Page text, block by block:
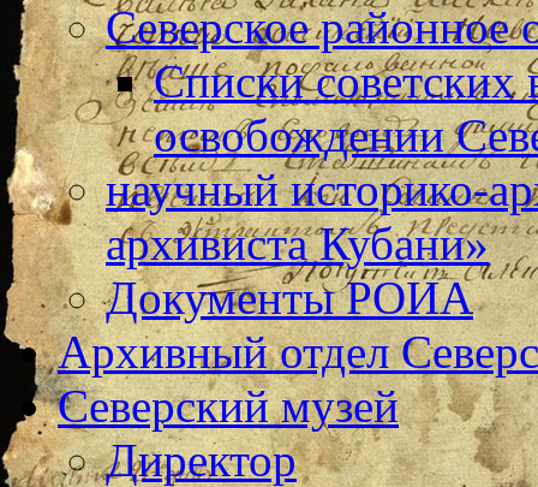
Северское
Списки
освобождении
научный историко-
архивиста Кубани»
Документы РОИА
Архивный отдел
Северский музей
Директор